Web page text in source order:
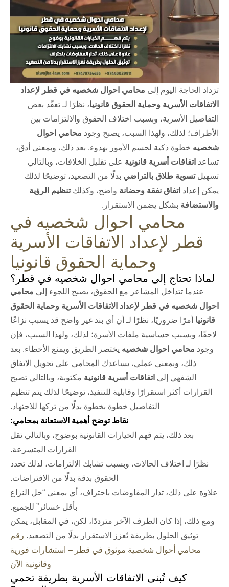
تزداد الحاجة اليوم إلى محامي احوال شخصيه في قطر لإعداد
الاتفاقات الأسرية وحماية الحقوق قانونيا، نظرًا لـ تعقّد بعض
التفاصيل الأسرية، وبسبب اختلاف الحقوق والالتزامات بين
الأطراف؛ لذلك، ولهذا السبب، يصبح وجود محامي احوال
شخصيه خطوة ذكية لحسم الأمور بهدوء. بعد ذلك، وبمعنى أدق،
تساعد اتفاقات أسرية قانونية على تقليل الخلافات، وبالتالي
تسهيلتسوية طلاق بالتراضي بدلًا من التصعيد، توضيحًا لذلك
يمكن إعداد اتفاق نفقة وحضانة واضح، وكذلكتنظيم الرؤية
والاستضافة بشكل يضمن الاستقرار.
محامي احوال شخصيه في
قطر لإعداد الاتفاقات الأسرية
وحماية الحقوق قانونيا
لماذا تحتاج إلى محامي احوال شخصيه في قطر؟
عندما تتداخل المشاعر مع الحقوق، يصبح اللجوء إلى محامي
احوال شخصيه في قطر لإعداد الاتفاقات الأسرية وحماية الحقوق
قانونيا أمرًا ضروريًا، نظرًا لـ أن أي بند غير واضح قد يسبب نزاعًا
لاحقًا، وبسبب حساسية ملفات الأسرة؛ لذلك، ولهذا السبب، فإن
وجود محامي احوال شخصيه يختصر الطريق ويمنع الأخطاء. بعد
ذلك، وبمعنى عملي، يساعدك المحامي على تحويل الاتفاق
الشفهي إلى اتفاقات أسرية قانونية مكتوبة، وبالتالي تصبح
القرارات أكثر استقرارًا وقابلية للتنفيذ، توضيحًا لذلك يتم تنظيم
التفاصيل خطوة بخطوة بدلًا من تركها للاجتهاد.
نقاط توضح أهمية الاستعانة بمحامي:
بعد ذلك، يتم فهم الخيارات القانونية بوضوح، وبالتالي تقل
القرارات المتسرعة.
نظرًا لـ اختلاف الحالات، وبسبب تشابك الالتزامات، لذلك تحدد
الحقوق بدقة بدلًا من الافتراضات.
علاوة على ذلك، تدار المفاوضات باحتراف، أي بمعنى “حل النزاع
بأقل خسائر” للجميع.
ومع ذلك، إذا كان الطرف الآخر مترددًا، لكن، في المقابل، يمكن
توثيق الحلول بطريقة تُعزز الاستقرار بدلًا من التصعيد. رقم
محامي أحوال شخصية موثوق في قطر – استشارات فورية
وقانونية الآن
كيف تُبنى الاتفاقات الأسرية بطريقة تحمي